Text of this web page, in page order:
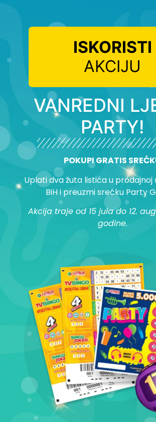
ISKORISTI
AKCIJU
VANREDNI
PARTY!
POKUPI GRATIS
Uplati dva žuta listića u prodajnoj
BiH i preuzmi srećku Party
Akcija traje od 15 jula do 12.
godine.